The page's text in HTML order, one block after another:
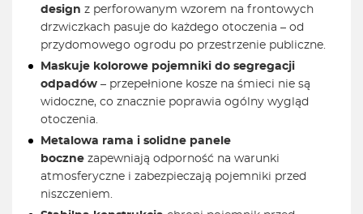
design z perforowanym wzorem na frontowych
drzwiczkach pasuje do każdego otoczenia – od
przydomowego ogrodu po przestrzenie publiczne.
Maskuje kolorowe pojemniki do segregacji
odpadów – przepełnione kosze na śmieci nie są
widoczne, co znacznie poprawia ogólny wygląd
otoczenia.
Metalowa rama i solidne panele
boczne zapewniają odporność na warunki
atmosferyczne i zabezpieczają pojemniki przed
niszczeniem.